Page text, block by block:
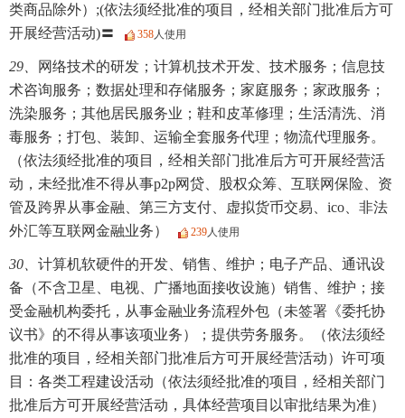
类商品除外）;(依法须经批准的项目，经相关部门批准后方可
开展经营活动)〓
358人使用
29、
网络技术的研发；计算机技术开发、技术服务；信息技
术咨询服务；数据处理和存储服务；家庭服务；家政服务；
洗染服务；其他居民服务业；鞋和皮革修理；生活清洗、消
毒服务；打包、装卸、运输全套服务代理；物流代理服务。
（依法须经批准的项目，经相关部门批准后方可开展经营活
动，未经批准不得从事p2p网贷、股权众筹、互联网保险、资
管及跨界从事金融、第三方支付、虚拟货币交易、ico、非法
外汇等互联网金融业务）
239人使用
30、 计算机软硬件的开发、销售、维护；电子产品、通讯设
备（不含卫星、电视、广播地面接收设施）销售、维护；接
受金融机构委托，从事金融业务流程外包（未签署《委托协
议书》的不得从事该项业务）；提供劳务服务。（依法须经
批准的项目，经相关部门批准后方可开展经营活动）许可项
目：各类工程建设活动（依法须经批准的项目，经相关部门
批准后方可开展经营活动，具体经营项目以审批结果为准）